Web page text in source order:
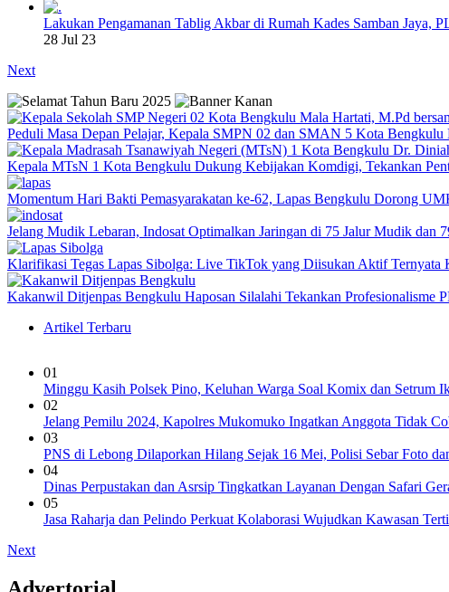
Lakukan Pengamanan Tablig Akbar di Rumah Kades Samban Jaya,
28 Jul 23
Next
Peduli Masa Depan Pelajar, Kepala SMPN 02 dan SMAN 5 Kota
Kepala MTsN 1 Kota Bengkulu Dukung Kebijakan Komdigi, Tekankan
Momentum Hari Bakti Pemasyarakatan ke-62, Lapas Bengkulu Dorong
Jelang Mudik Lebaran, Indosat Optimalkan Jaringan di 75 Jalur Mudik dan
Klarifikasi Tegas Lapas Sibolga: Live TikTok yang Diisukan Aktif Ternyata
Kakanwil Ditjenpas Bengkulu Haposan Silalahi Tekankan Profesionalisme
Artikel Terbaru
01
Minggu Kasih Polsek Pino, Keluhan Warga Soal Komix dan Setrum
02
Jelang Pemilu 2024, Kapolres Mukomuko Ingatkan Anggota Tidak
03
PNS di Lebong Dilaporkan Hilang Sejak 16 Mei, Polisi Sebar Foto
04
Dinas Perpustakan dan Asrsip Tingkatkan Layanan Dengan Safari
05
Jasa Raharja dan Pelindo Perkuat Kolaborasi Wujudkan Kawasan
Next